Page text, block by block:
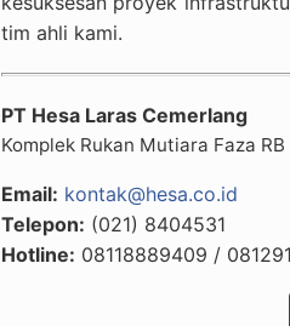
tim ahli kami.
PT Hesa Laras Cemerlang
Komplek Rukan Mutiara Faza
Email: kontak@hesa.co.id
Telepon: (021) 8404531
Hotline: 08118889409 /